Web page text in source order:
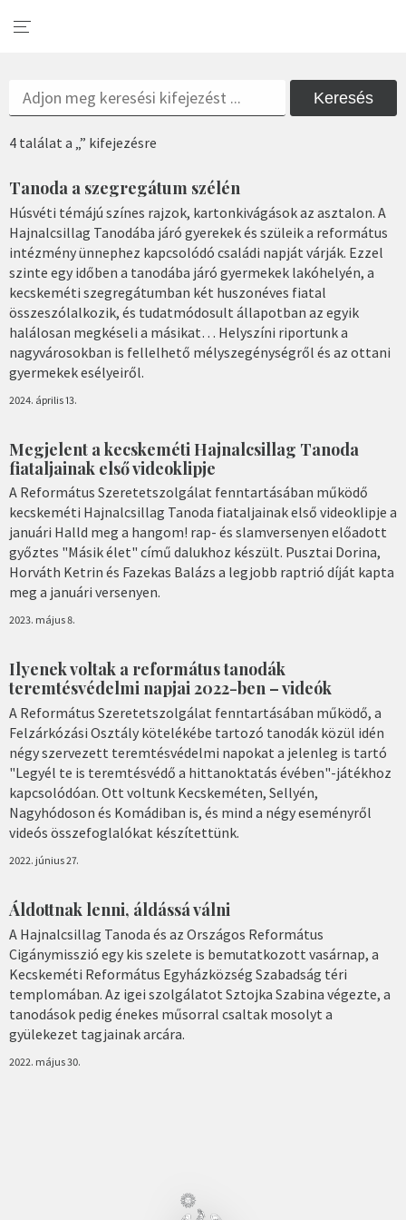
Keresés
4 találat a „” kifejezésre
Tanoda a szegregátum szélén
Húsvéti témájú színes rajzok, kartonkivágások az asztalon. A
Hajnalcsillag Tanodába járó gyerekek és szüleik a református
intézmény ünnephez kapcsolódó családi napját várják. Ezzel
szinte egy időben a tanodába járó gyermekek lakóhelyén, a
kecskeméti szegregátumban két huszonéves fiatal
összeszólalkozik, és tudatmódosult állapotban az egyik
halálosan megkéseli a másikat… Helyszíni riportunk a
nagyvárosokban is fellelhető mélyszegénységről és az ottani
gyermekek esélyeiről.
2024. április 13.
Megjelent a kecskeméti Hajnalcsillag Tanoda
fiataljainak első videoklipje
A Református Szeretetszolgálat fenntartásában működő
kecskeméti Hajnalcsillag Tanoda fiataljainak első videoklipje a
januári Halld meg a hangom! rap- és slamversenyen előadott
győztes "Másik élet" című dalukhoz készült. Pusztai Dorina,
Horváth Ketrin és Fazekas Balázs a legjobb raptrió díját kapta
meg a januári versenyen.
2023. május 8.
Ilyenek voltak a református tanodák
teremtésvédelmi napjai 2022-ben – videók
A Református Szeretetszolgálat fenntartásában működő, a
Felzárkózási Osztály kötelékébe tartozó tanodák közül idén
négy szervezett teremtésvédelmi napokat a jelenleg is tartó
"Legyél te is teremtésvédő a hittanoktatás évében"-játékhoz
kapcsolódóan. Ott voltunk Kecskeméten, Sellyén,
Nagyhódoson és Komádiban is, és mind a négy eseményről
videós összefoglalókat készítettünk.
2022. június 27.
Áldottnak lenni, áldássá válni
A Hajnalcsillag Tanoda és az Országos Református
Cigánymisszió egy kis szelete is bemutatkozott vasárnap, a
Kecskeméti Református Egyházközség Szabadság téri
templomában. Az igei szolgálatot Sztojka Szabina végezte, a
tanodások pedig énekes műsorral csaltak mosolyt a
gyülekezet tagjainak arcára.
2022. május 30.